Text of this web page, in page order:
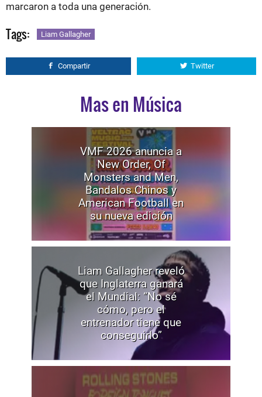
marcaron a toda una generación.
Tags: Liam Gallagher
Compartir Twitter
Mas en Música
VMF 2026 anuncia a
New Order, Of
Monsters and Men,
Bandalos Chinos y
American Football en
su nueva edición
Liam Gallagher reveló
que Inglaterra ganará
el Mundial: “No sé
cómo, pero el
entrenador tiene que
conseguirlo”